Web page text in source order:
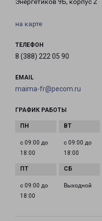
Энергетиков 9Б, корпус 2
на карте
ТЕЛЕФОН
8 (388) 222 05 90
EMAIL
maima-fr@pecom.ru
ГРАФИК РАБОТЫ
с 09:00 до
18:00
с 09:00 до
18:00
с 09:00 до
18:00
Выходной